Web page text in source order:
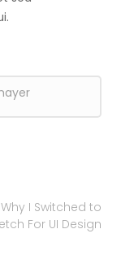
Why I Switched to
For UI Design